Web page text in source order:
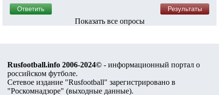
Показать все опросы
Rusfootball.info 2006-2024© - информационный портал о
российском футболе.
Сетевое издание "Rusfootball" зарегистрировано в
"Роскомнадзоре" (выходные данные).